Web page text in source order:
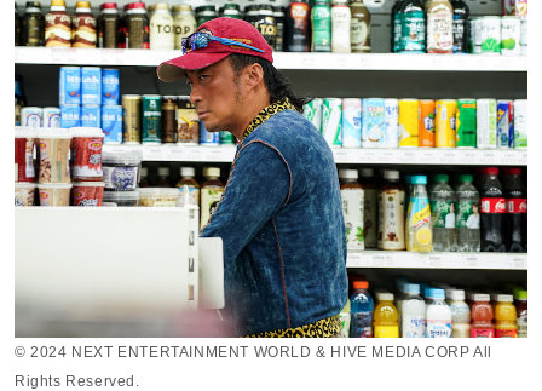
© 2024 NEXT ENTERTAINMENT WORLD & HIVE MEDIA CORP All
Rights Reserved.